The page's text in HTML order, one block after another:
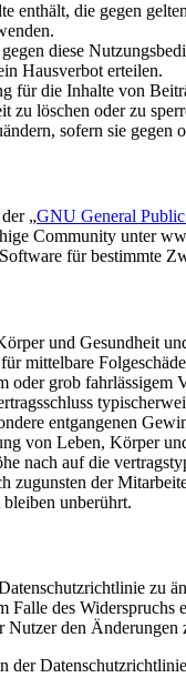
enthält, die gegen
diese
Hausverbot erteilen.
die Inhalte von
zu löschen oder zu
sofern sie
„GNU General
Community unter
für bestimmte
und Gesundheit
mittelbare
grob
entgangenen
von Leben, Körper
nach auf die
zugunsten der
unberührt.
zu
des
den Änderungen
der